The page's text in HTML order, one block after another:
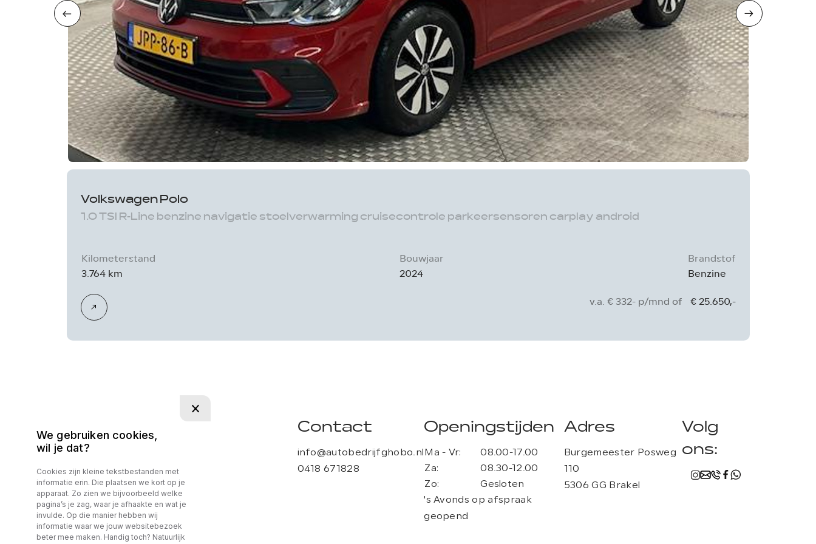
Volkswagen Polo
1.0 TSI R-Line benzine navigatie stoelverwarming cruisecontrole parkeersensoren carplay android
Kilometerstand
3.764 km
Bouwjaar
2024
Brandstof
Benzine
v.a. € 332- p/mnd of € 25.650,-
DIRECT CONTACT
Contact
info@autobedrijfghobo.nl
0418 671828
Openingstijden
Ma - Vr:
08.00-17.00
Za:
08.30-12.00
Zo:
Gesloten
's Avonds op afspraak
geopend
Adres
Burgemeester Posweg
110
5306 GG Brakel
Volg
ons:
We gebruiken cookies,
wil je dat?
Cookies zijn kleine tekstbestanden met
informatie erin. Die plaatsen we kort op je
apparaat. Zo zien we bijvoorbeeld welke
pagina’s je zag, waar je afhaakte en wat je
invulde. Op die manier hebben wij
informatie waar we jouw websitebezoek
beter mee maken. Handig toch? Natuurlijk